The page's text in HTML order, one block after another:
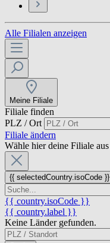
Alle Filialen anzeigen
Meine Filiale
Filiale finden
PLZ / Ort
Filiale ändern
Wähle hier deine Filiale aus
{{ selectedCountry.isoCode }}
{{ country.isoCode }}
{{ country.label }}
Keine Länder gefunden.